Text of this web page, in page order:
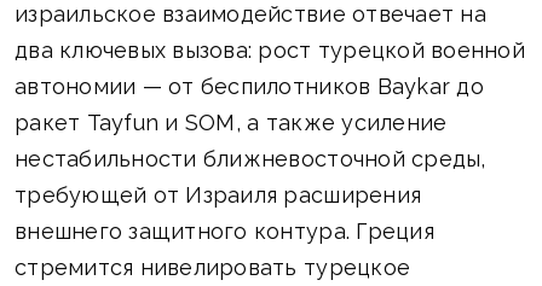
израильское взаимодействие отвечает на
два ключевых вызова: рост турецкой военной
автономии — от беспилотников Baykar до
ракет Tayfun и SOM, а также усиление
нестабильности ближневосточной среды,
требующей от Израиля расширения
внешнего защитного контура. Греция
стремится нивелировать турецкое